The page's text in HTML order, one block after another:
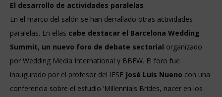
El desarrollo de actividades paralelas
En el marco del salón se han derrallado otras actividades
paralelas. En ellas cabe destacar el Barcelona Wedding
Summit, un nuevo foro de debate sectorial organizado
por Wedding Media International y BBFW. El foro fue
inaugurado por el profesor del IESE José Luis Nueno con una
conferencia sobre el estudio ‘Millennials Brides, nacer en los